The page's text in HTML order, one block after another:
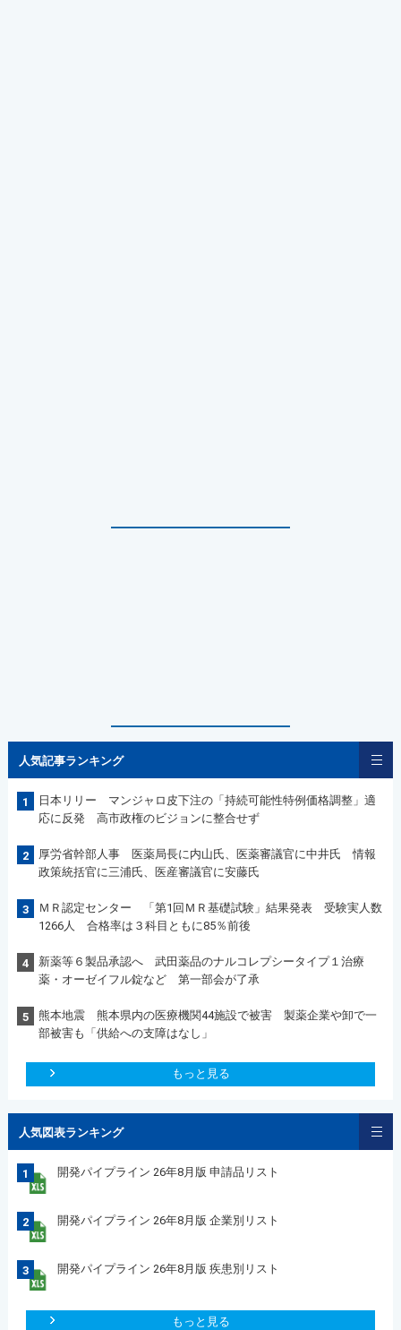
人気記事ランキング
1
日本リリー マンジャロ皮下注の「持続可能性特例価格調整」適
応に反発 高市政権のビジョンに整合せず
2
厚労省幹部人事 医薬局長に内山氏、医薬審議官に中井氏 情報
政策統括官に三浦氏、医産審議官に安藤氏
3
ＭＲ認定センター 「第1回ＭＲ基礎試験」結果発表 受験実人数
1266人 合格率は３科目ともに85％前後
4
新薬等６製品承認へ 武田薬品のナルコレプシータイプ１治療
薬・オーゼイフル錠など 第一部会が了承
5
熊本地震 熊本県内の医療機関44施設で被害 製薬企業や卸で一
部被害も「供給への支障はなし」
もっと見る
人気図表ランキング
1 開発パイプライン 26年8月版 申請品リスト
2 開発パイプライン 26年8月版 企業別リスト
3 開発パイプライン 26年8月版 疾患別リスト
もっと見る